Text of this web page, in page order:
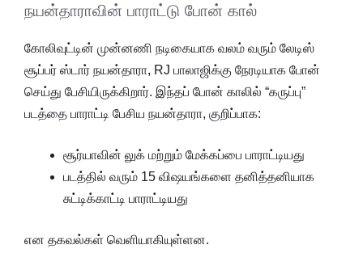
நயன்தாராவின் பாராட்டு போன் கால்
கோலிவுட்டின் முன்னணி நடிகையாக வலம் வரும் லேடிஸ்
சூப்பர் ஸ்டார் நயன்தாரா, RJ பாலாஜிக்கு நேரடியாக போன்
செய்து பேசியிருக்கிறார். இந்தப் போன் காலில் “கருப்பு”
படத்தை பாராட்டி பேசிய நயன்தாரா, குறிப்பாக:
சூர்யாவின் லுக் மற்றும் மேக்கப்பை பாராட்டியது
படத்தில் வரும் 15 விஷயங்களை தனித்தனியாக
சுட்டிக்காட்டி பாராட்டியது
என தகவல்கள் வெளியாகியுள்ளன.